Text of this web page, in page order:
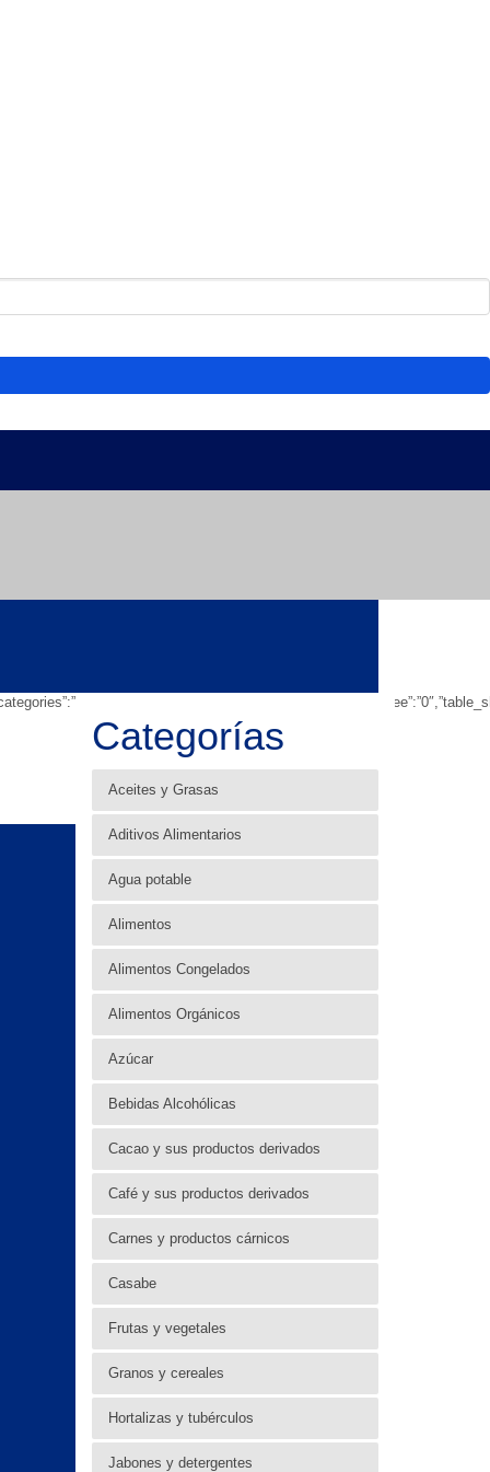
Categorías
Aceites y Grasas
Aditivos Alimentarios
Agua potable
Alimentos
Alimentos Congelados
Alimentos Orgánicos
Azúcar
Bebidas Alcohólicas
Cacao y sus productos derivados
Café y sus productos derivados
Carnes y productos cárnicos
Casabe
Frutas y vegetales
Granos y cereales
Hortalizas y tubérculos
Jabones y detergentes